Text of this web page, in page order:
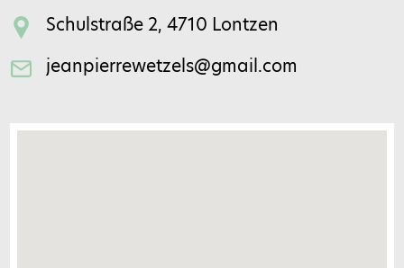
Schulstraße 2, 4710 Lontzen
jeanpierrewetzels@gmail.com